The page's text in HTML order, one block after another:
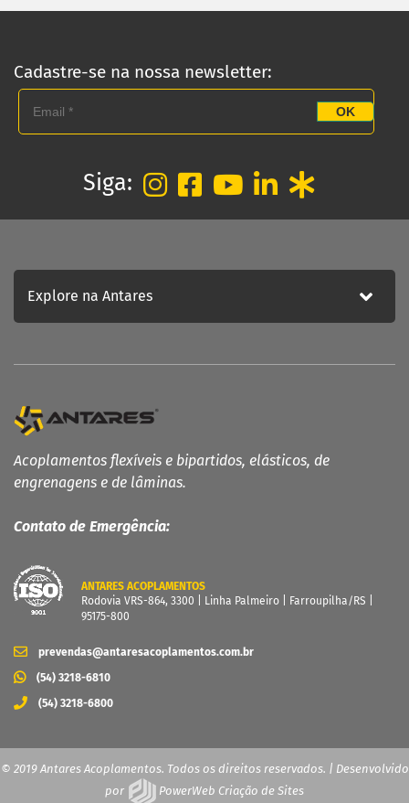
Cadastre-se na nossa newsletter:
OK
Siga:
Acoplamentos flexíveis e bipartidos, elásticos, de
engrenagens e de lâminas.
Contato de Emergência:
ANTARES ACOPLAMENTOS
Rodovia VRS-864, 3300 | Linha Palmeiro | Farroupilha/RS |
95175-800
prevendas@antaresacoplamentos.com.br
(54) 3218-6810
(54) 3218-6800
Explore na Antares
Empresa
Fale Conosco
Política de Privacidade
ATENDIMENTO
Trabalhe Conosco
© 2019 Antares Acoplamentos. Todos os direitos reservados. | Desenvolvido
por
PowerWeb Criação de Sites